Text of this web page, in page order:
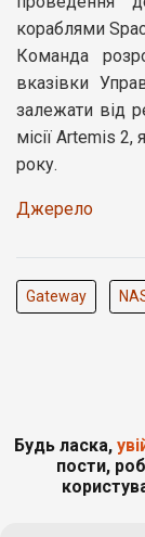
кораблями
Команда
вказівки
залежати від
місії Artemis 2,
року.
Джерело
Gateway
Будь ласка,
пости,